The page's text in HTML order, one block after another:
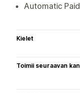
Automatic
Kielet
Toimii seuraavan